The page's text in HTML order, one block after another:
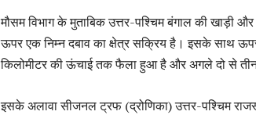
मौसम विभाग के मुताबिक उत्तर-पश्चिम बंगाल की खाड़ी
ऊपर एक निम्न दबाव का क्षेत्र सक्रिय है। इसके साथ
किलोमीटर की ऊंचाई तक फैला हुआ है और अगले दो से
इसके अलावा सीजनल ट्रफ (द्रोणिका) उत्तर-पश्चिम